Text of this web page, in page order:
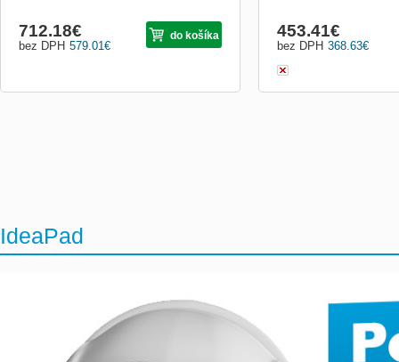
579.01€
bez DPH
712.18€ do košíka
368.63€
bez DPH
453.41€
IdeaPad